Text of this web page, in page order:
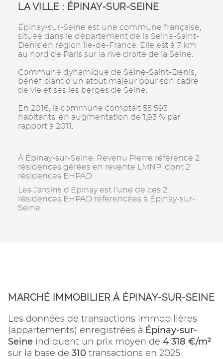
LA VILLE : ÉPINAY-SUR-SEINE
Épinay-sur-Seine est une commune française,
située dans le département de la Seine-Saint-
Denis en région Île-de-France. Elle est à 7 km
au nord de Paris sur la rive droite de la Seine.
Commune dynamique de Seine-Saint-Denis,
bénéficiant d'un atout majeur pour son cadre
de vie et ses les berges de Seine.
En 2016, la commune comptait 55 593
habitants, en augmentation de 1,93 % par
rapport à 2011.
À Épinay-sur-Seine, Revenu Pierre référence 2
résidences gérées en revente LMNP, dont 2
résidences EHPAD.
Les Jardins d'Epinay est l'une de ces 2
résidences EHPAD référencées à Épinay-sur-
Seine.
MARCHÉ IMMOBILIER À ÉPINAY-SUR-SEINE
Les données de transactions immobilières
(appartements) enregistrées à Épinay-sur-
Seine indiquent un prix moyen de 4 318 €/m²
sur la base de 310 transactions en 2025.